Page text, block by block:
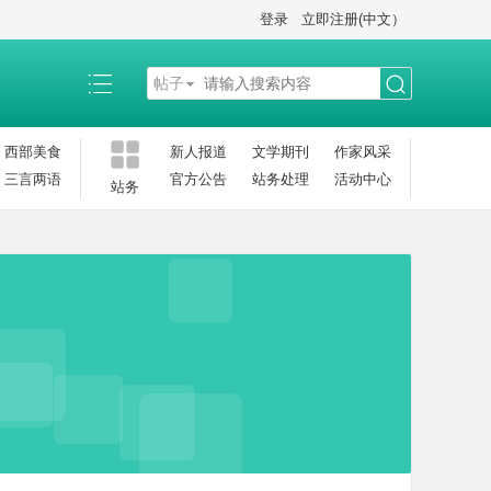
登录 立即注册(中文）
帖子
西部美食
三言两语
站务
新人报道 文学期刊
作家风采
官方公告
站务处理 活动中心